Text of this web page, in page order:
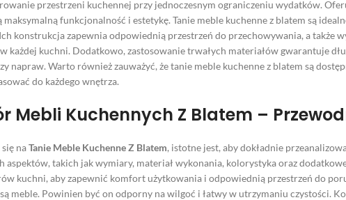
przestrzeni kuchennej przy jednoczesnym ograniczeniu wydatków.
maksymalną funkcjonalność i estetykę. Tanie meble kuchenne z blatem są
konstrukcja zapewnia odpowiednią przestrzeń do przechowywania, a także
każdej kuchni. Dodatkowo, zastosowanie trwałych materiałów gwarantuje
napraw. Warto również zauważyć, że tanie meble kuchenne z blatem są
do każdego wnętrza.
Mebli Kuchennych Z Blatem –
naTanie Meble Kuchenne Z Blatem, istotne jest, aby dokładnie
aspektów, takich jak wymiary, materiał wykonania, kolorystyka oraz
kuchni, aby zapewnić komfort użytkowania i odpowiednią przestrzeń do
meble. Powinien być on odporny na wilgoć i łatwy w utrzymaniu czystości.